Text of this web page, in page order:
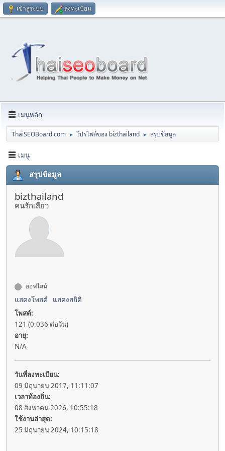
เข้าสู่ระบบ ลงทะเบียน
เมนูหลัก
ThaiSEOBoard.com ► โปรไฟล์ของ bizthailand ► สรุปข้อมูล
เมนู
สรุปข้อมูล
bizthailand
คนรักเสียว
ออฟไลน์
แสดงโพสต์
แสดงสถิติ
โพสต์:
121 (0.036 ต่อวัน)
อายุ:
N/A
วันที่ลงทะเบียน:
09 มิถุนายน 2017, 11:11:07
เวลาท้องถิ่น:
08 สิงหาคม 2026, 10:55:18
ใช้งานล่าสุด:
25 มิถุนายน 2024, 10:15:18